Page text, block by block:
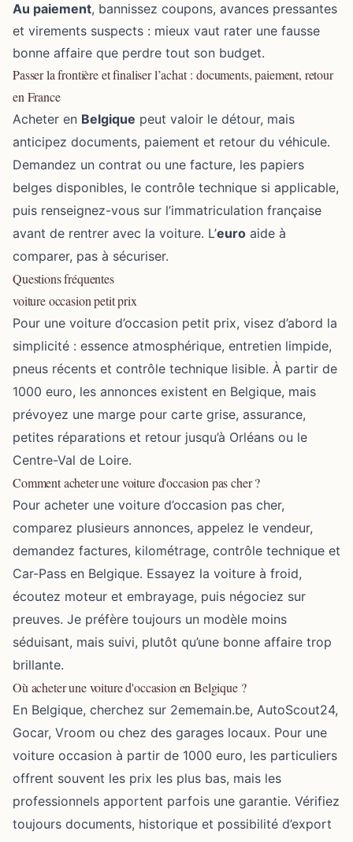
Au paiement, bannissez coupons, avances pressantes
et virements suspects : mieux vaut rater une fausse
bonne affaire que perdre tout son budget.
Passer la frontière et finaliser l’achat : documents, paiement, retour
en France
Acheter en Belgique peut valoir le détour, mais
anticipez documents, paiement et retour du véhicule.
Demandez un contrat ou une facture, les papiers
belges disponibles, le contrôle technique si applicable,
puis renseignez-vous sur l’immatriculation française
avant de rentrer avec la voiture. L’euro aide à
comparer, pas à sécuriser.
Questions fréquentes
voiture occasion petit prix
Pour une voiture d’occasion petit prix, visez d’abord la
simplicité : essence atmosphérique, entretien limpide,
pneus récents et contrôle technique lisible. À partir de
1000 euro, les annonces existent en Belgique, mais
prévoyez une marge pour carte grise, assurance,
petites réparations et retour jusqu’à Orléans ou le
Centre-Val de Loire.
Comment acheter une voiture d'occasion pas cher ?
Pour acheter une voiture d’occasion pas cher,
comparez plusieurs annonces, appelez le vendeur,
demandez factures, kilométrage, contrôle technique et
Car-Pass en Belgique. Essayez la voiture à froid,
écoutez moteur et embrayage, puis négociez sur
preuves. Je préfère toujours un modèle moins
séduisant, mais suivi, plutôt qu’une bonne affaire trop
brillante.
Où acheter une voiture d'occasion en Belgique ?
En Belgique, cherchez sur 2ememain.be, AutoScout24,
Gocar, Vroom ou chez des garages locaux. Pour une
voiture occasion à partir de 1000 euro, les particuliers
offrent souvent les prix les plus bas, mais les
professionnels apportent parfois une garantie. Vérifiez
toujours documents, historique et possibilité d’export